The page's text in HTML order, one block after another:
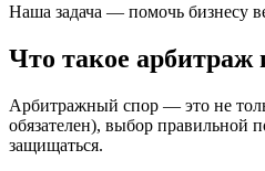
Наша задача — помочь бизнесу
Что такое
Арбитражный спор — это не
обязателен), выбор правильной
защищаться.